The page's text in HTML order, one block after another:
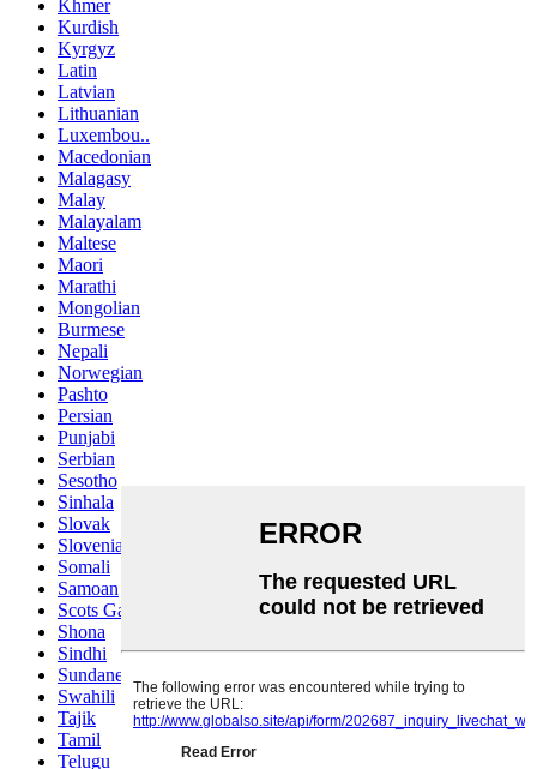
Khmer
Kurdish
Kyrgyz
Latin
Latvian
Lithuanian
Luxembou..
Macedonian
Malagasy
Malay
Malayalam
Maltese
Maori
Marathi
Mongolian
Burmese
Nepali
Norwegian
Pashto
Persian
Punjabi
Serbian
Sesotho
Sinhala
Slovak
Slovenian
Somali
Samoan
Scots Gaelic
Shona
Sindhi
Sundanese
Swahili
Tajik
Tamil
Telugu